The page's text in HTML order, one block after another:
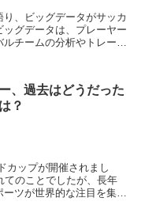
、ビッグデータがサッカ
グデータは、プレーヤー
チームの分析やトレーニ
ータを活用して利益を最
、過去はどうだった
？
カップが開催されまし
てのことでしたが、長年
ツが世界的な注目を集め